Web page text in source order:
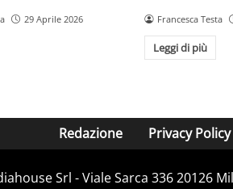
29 Aprile 2026 Francesca Testa
Leggi di più
Redazione Privacy Policy
Srl - Viale Sarca 336 20126